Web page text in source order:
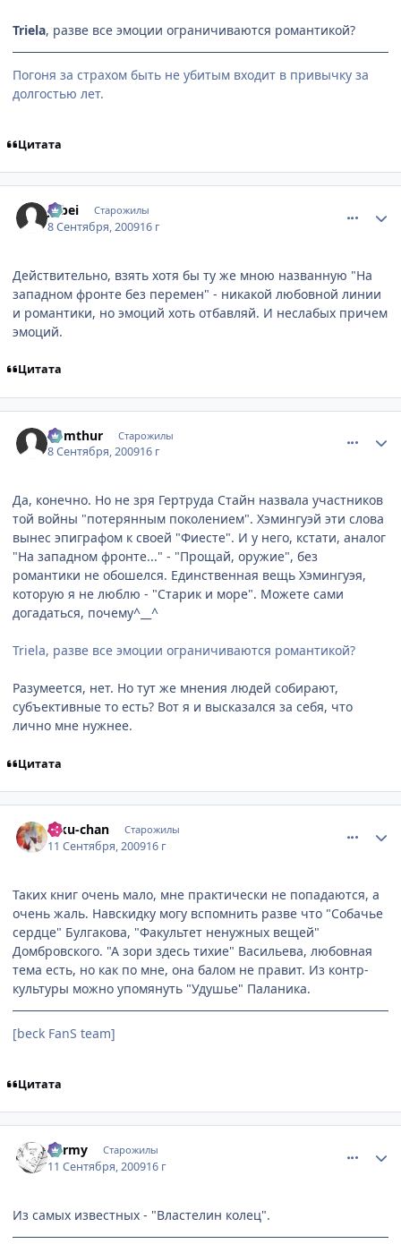
Triela, разве все эмоции ограничиваются романтикой?
Погоня за страхом быть не убитым входит в привычку за
долгостью лет.
Цитата
Jubei Старожилы
8 Сентября, 200916 г
Действительно, взять хотя бы ту же мною названную "На
западном фронте без перемен" - никакой любовной линии
и романтики, но эмоций хоть отбавляй. И неслабых причем
эмоций.
Цитата
Komthur Старожилы
8 Сентября, 200916 г
Да, конечно. Но не зря Гертруда Стайн назвала участников
той войны "потерянным поколением". Хэмингуэй эти слова
вынес эпиграфом к своей "Фиесте". И у него, кстати, аналог
"На западном фронте..." - "Прощай, оружие", без
романтики не обошелся. Единственная вещь Хэмингуэя,
которую я не люблю - "Старик и море". Можете сами
догадаться, почему^__^
Triela, разве все эмоции ограничиваются романтикой?
Разумеется, нет. Но тут же мнения людей собирают,
субъективные то есть? Вот я и высказался за себя, что
лично мне нужнее.
Цитата
Riku-chan Старожилы
11 Сентября, 200916 г
Таких книг очень мало, мне практически не попадаются, а
очень жаль. Навскидку могу вспомнить разве что "Собачье
сердце" Булгакова, "Факультет ненужных вещей"
Домбровского. "А зори здесь тихие" Васильева, любовная
тема есть, но как по мне, она балом не правит. Из контр-
культуры можно упомянуть "Удушье" Паланика.
[beck FanS team]
Цитата
barmy Старожилы
11 Сентября, 200916 г
Из самых известных - "Властелин колец".